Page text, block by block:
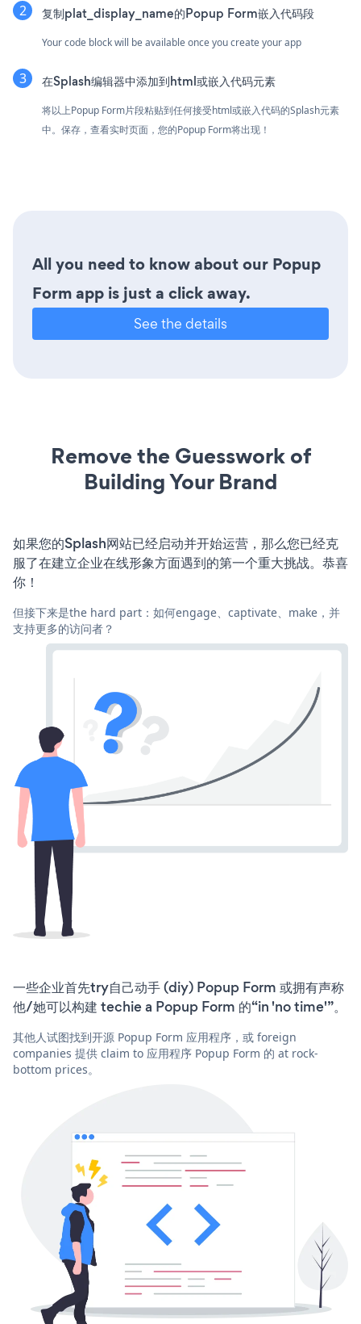
复制plat_display_name的Popup Form嵌入代码段
Your code block will be available once you create your app
在Splash编辑器中添加到html或嵌入代码元素
将以上Popup Form片段粘贴到任何接受html或嵌入代码的Splash元素
中。保存，查看实时页面，您的Popup Form将出现！
All you need to know about our Popup
Form app is just a click away.
See the details
Remove the Guesswork of
Building Your Brand
如果您的Splash网站已经启动并开始运营，那么您已经克
服了在建立企业在线形象方面遇到的第一个重大挑战。恭喜
你！
但接下来是the hard part：如何engage、captivate、make，并
支持更多的访问者？
一些企业首先try自己动手 (diy) Popup Form 或拥有声称
他/她可以构建 techie a Popup Form 的“in 'no time'”。
其他人试图找到开源 Popup Form 应用程序，或 foreign
companies 提供 claim to 应用程序 Popup Form 的 at rock-
bottom prices。